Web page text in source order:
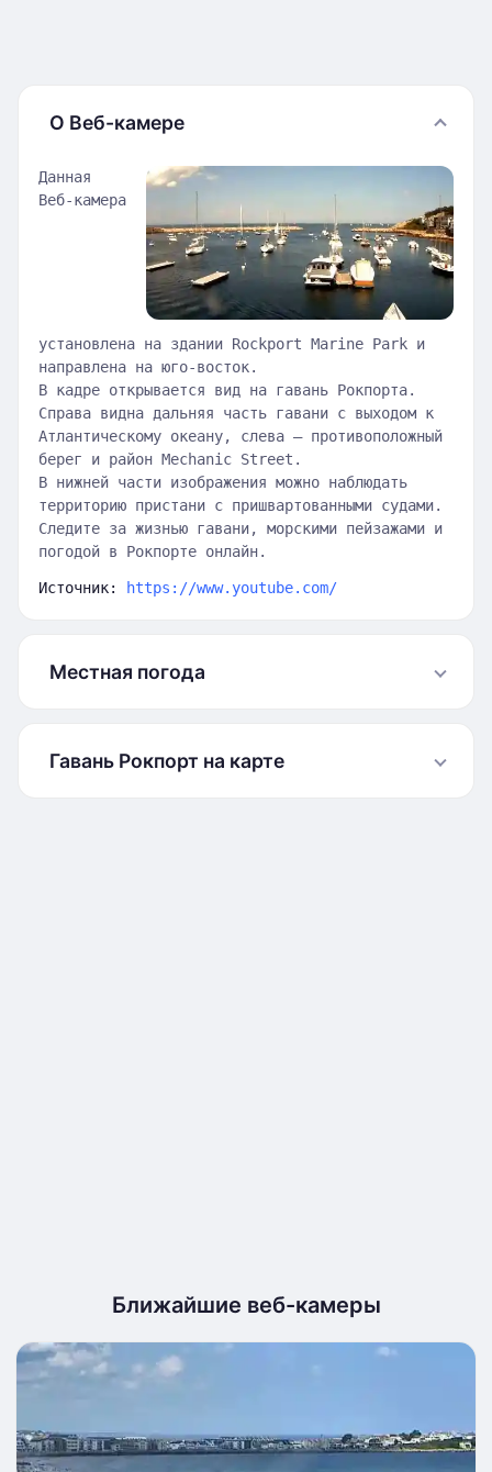
О Веб-камере
Данная
Веб-камера
установлена на здании Rockport Marine Park и
направлена на юго-восток.
В кадре открывается вид на гавань Рокпорта.
Справа видна дальняя часть гавани с выходом к
Атлантическому океану, слева — противоположный
берег и район Mechanic Street.
В нижней части изображения можно наблюдать
территорию пристани с пришвартованными судами.
Следите за жизнью гавани, морскими пейзажами и
погодой в Рокпорте онлайн.
Источник: https://www.youtube.com/
Местная погода
Гавань Рокпорт на карте
Ближайшие веб-камеры